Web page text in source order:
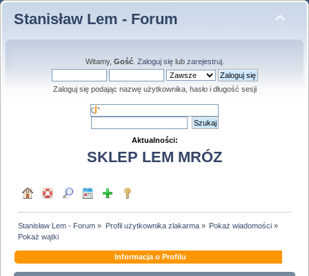
Stanisław Lem - Forum
Witamy, Gość. Zaloguj sięlub zarejestruj.
Zaloguj się podając nazwę użytkownika, hasło i długość sesji
Aktualności:
SKLEP LEM MRÓZ
Stanisław Lem - Forum » Profil użytkownika zlakarma» Pokaż wiadomości»
Pokaż wątki
Informacja o Profilu